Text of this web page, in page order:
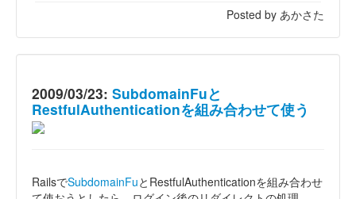
Posted by あかさた
2009/03/23: SubdomainFuと
RestfulAuthenticationを組み合わせて使う
RailsでSubdomainFuとRestfulAuthenticationを組み合わせ